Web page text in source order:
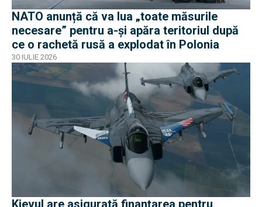
NATO anunță că va lua „toate măsurile
necesare” pentru a-și apăra teritoriul după
ce o rachetă rusă a explodat în Polonia
30 IULIE 2026
Kievul are asigurată finanțarea pentru